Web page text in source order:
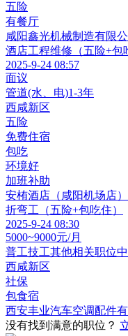
五险
有餐厅
咸阳鑫光机械制造有限公
酒店工程维修（五险+包
2025-9-24 08:57
面议
管道(水、电)1-3年
西咸新区
五险
免费住宿
包吃
环境好
加班补助
安栯酒店（咸阳机场店）
折弯工（五险+包吃住）
2025-9-24 08:30
5000~9000元/月
普工技工其他相关职位
西咸新区
社保
包食宿
西安丰业汽车空调配件
没有找到满意的职位？